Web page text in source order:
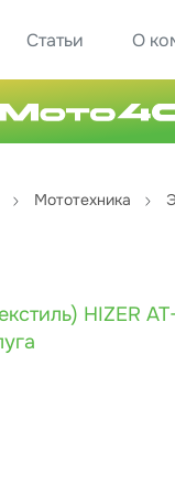
Статьи О
Мототехника